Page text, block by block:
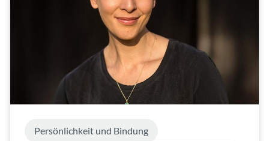
Persönlichkeit und Bindung